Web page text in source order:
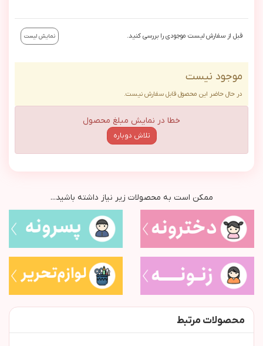
قبل از سفارش لیست موجودی را بررسی کنید. نمایش لیست
موجود نیست
در حال حاضر این محصول قابل سفارش نیست.
خطا در نمایش مبلغ محصول
تلاش دوباره
ممکن است به محصولات زیر نیاز داشته باشید...
محصولات مرتبط